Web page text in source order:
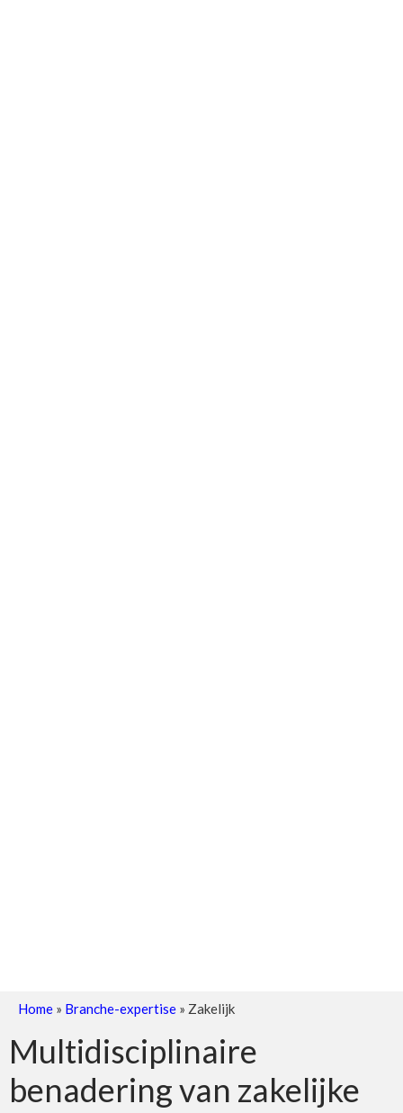
Home » Branche-expertise » Zakelijk
Multidisciplinaire
benadering van zakelijke